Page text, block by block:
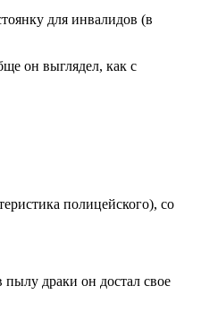
для инвалидов (в
он выглядел, как с
полицейского), со
пылу драки он достал свое